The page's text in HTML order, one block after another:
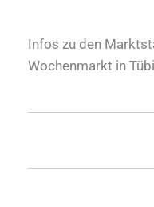
Infos zu den
Wochenmarkt in